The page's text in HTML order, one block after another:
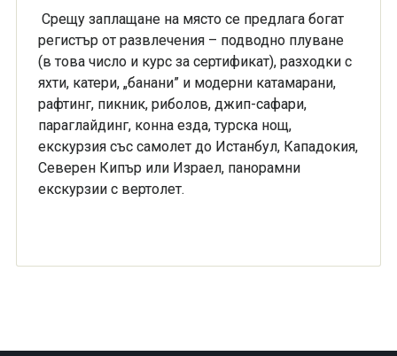
Срещу заплащане на място се предлага богат
регистър от развлечения – подводно плуване
(в това число и курс за сертификат), разходки с
яхти, катери, „банани” и модерни катамарани,
рафтинг, пикник, риболов, джип-сафари,
параглайдинг, конна езда, турска нощ,
екскурзия със самолет до Истанбул, Кападокия,
Северен Кипър или Израел, панорамни
екскурзии с вертолет.